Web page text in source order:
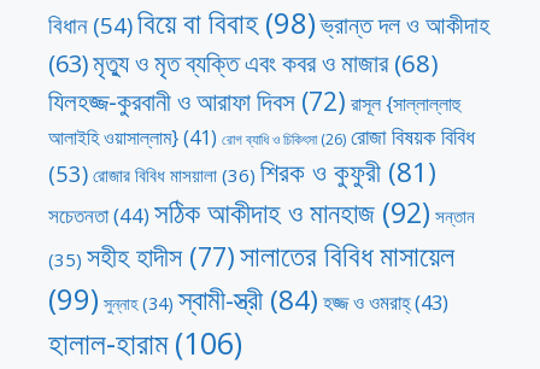
বিধান(54)বিয়ে বা বিবাহ (98)ভ্রান্ত দল ও আকীদাহ
(63)মৃত্যু ও মৃত ব্যক্তি এবং কবর ও মাজার(68)
যিলহজ্জ-কুরবানী ও আরাফা দিবস (72) রাসূল {সাল্লাল্লাহু
আলাইহি ওয়াসাল্লাম}(41) রোগ ব্যাধি ও চিকিৎসা(26) রোজা বিষয়ক বিবিধ
(53) রোজার বিবিধ মাসয়ালা (36) শিরক ও কুফুরী (81)
সচেতনতা(44) সঠিক আকীদাহ ও মানহাজ (92) সন্তান
(35) সহীহ হাদীস(77)সালাতের বিবিধ মাসায়েল
(99) সুন্নাহ(34) স্বামী-স্ত্রী(84) হজ্জ ও ওমরাহ্‌(43)
হালাল-হারাম(106)